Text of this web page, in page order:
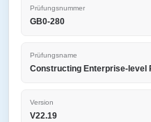
Prüfungsnummer
GB0-280
Prüfungsname
Constructing Enterprise-level
Version
V22.19